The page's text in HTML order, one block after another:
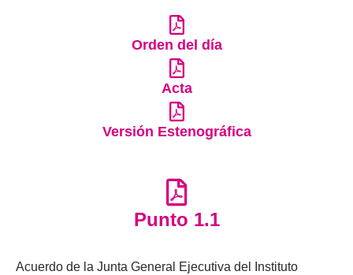
Orden del día
Acta
Versión Estenográfica
Punto 1.1
Acuerdo de la Junta General Ejecutiva del Instituto